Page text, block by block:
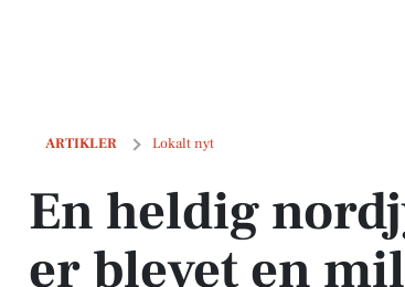
ARTIKLER Lokalt nyt
En heldig nordjydes konto er blevet en million rigere
En heldig
er blevet en